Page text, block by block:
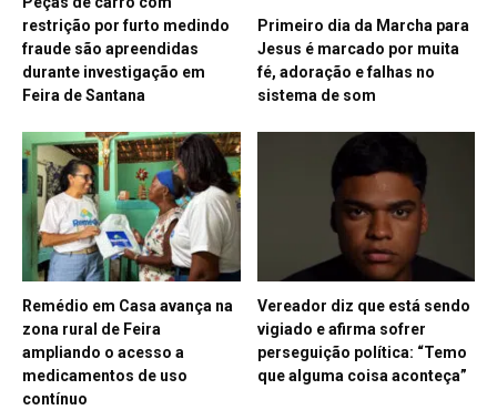
restrição por furto medindo
fraude são apreendidas
durante investigação em
Feira de Santana
Primeiro dia da Marcha para
Jesus é marcado por muita
fé, adoração e falhas no
sistema de som
Remédio em Casa avança na
zona rural de Feira
ampliando o acesso a
medicamentos de uso
contínuo
Vereador diz que está sendo
vigiado e afirma sofrer
perseguição política: “Temo
que alguma coisa aconteça”